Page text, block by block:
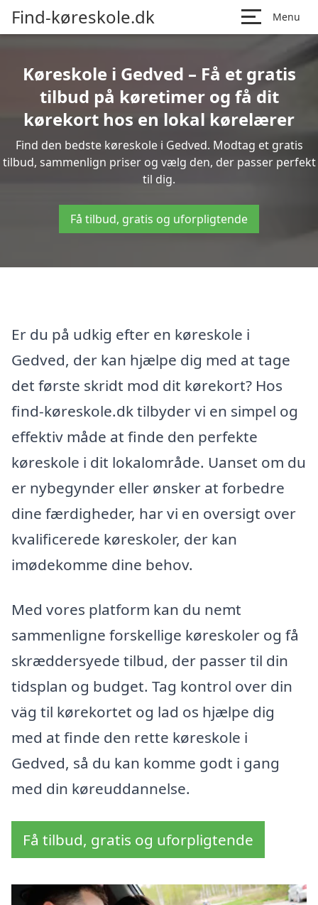
Find-køreskole.dk Menu
Køreskole i Gedved – Få et gratis
tilbud på køretimer og få dit
kørekort hos en lokal kørelærer
Find den bedste køreskole i Gedved. Modtag et gratis
tilbud, sammenlign priser og vælg den, der passer perfekt
til dig.
Få tilbud, gratis og uforpligtende
Er du på udkig efter en køreskole i
Gedved, der kan hjælpe dig med at tage
det første skridt mod dit kørekort? Hos
find-køreskole.dk tilbyder vi en simpel og
effektiv måde at finde den perfekte
køreskole i dit lokalområde. Uanset om du
er nybegynder eller ønsker at forbedre
dine færdigheder, har vi en oversigt over
kvalificerede køreskoler, der kan
imødekomme dine behov.
Med vores platform kan du nemt
sammenligne forskellige køreskoler og få
skræddersyede tilbud, der passer til din
tidsplan og budget. Tag kontrol over din
väg til kørekortet og lad os hjælpe dig
med at finde den rette køreskole i
Gedved, så du kan komme godt i gang
med din køreuddannelse.
Få tilbud, gratis og uforpligtende